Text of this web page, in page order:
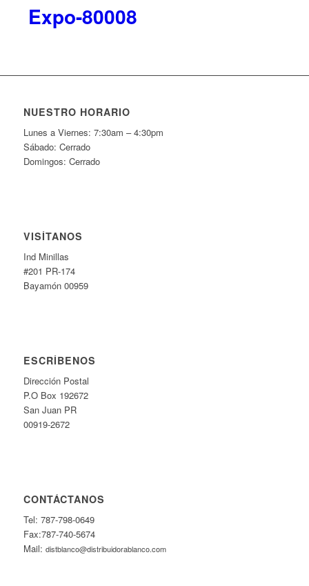
Expo-80008
NUESTRO HORARIO
Lunes a Viernes: 7:30am – 4:30pm
Sábado: Cerrado
Domingos: Cerrado
VISÍTANOS
Ind Minillas
#201 PR-174
Bayamón 00959
ESCRÍBENOS
Dirección Postal
P.O Box 192672
San Juan PR
00919-2672
CONTÁCTANOS
Tel: 787-798-0649
Fax:787-740-5674
Mail: distblanco@distribuidorablanco.com